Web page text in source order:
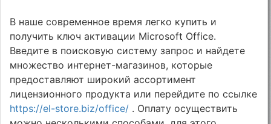
В наше современное время легко купить и
получить ключ активации Microsoft Office.
Введите в поисковую систему запрос и найдете
множество интернет-магазинов, которые
предоставляют широкий ассортимент
лицензионного продукта или перейдите по ссылке
https://el-store.biz/office/ . Оплату осуществить